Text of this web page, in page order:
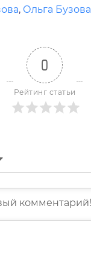
, Ольга Бузова
0
Рейтинг статьи